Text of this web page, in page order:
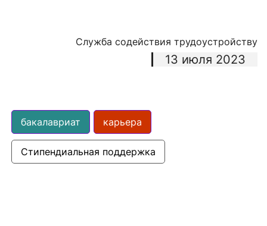
Служба содействия трудоустройству
13 июля 2023
бакалавриат карьера
Стипендиальная поддержка